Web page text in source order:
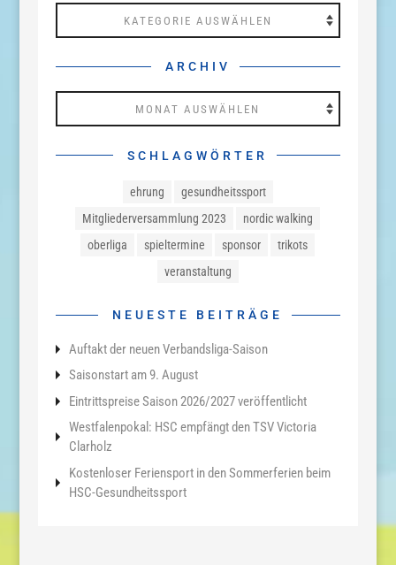
ARCHIV
SCHLAGWÖRTER
ehrung
gesundheitssport
Mitgliederversammlung 2023
nordic walking
oberliga
spieltermine sponsor
trikots
veranstaltung
NEUESTE BEITRÄGE
Auftakt der neuen Verbandsliga-Saison
Saisonstart am 9. August
Eintrittspreise Saison 2026/2027 veröffentlicht
Westfalenpokal: HSC empfängt den TSV Victoria
Clarholz
Kostenloser Feriensport in den Sommerferien beim
HSC-Gesundheitssport